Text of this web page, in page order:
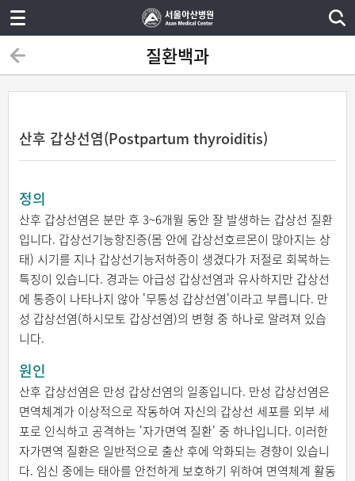
질환백과
산후 갑상선염(Postpartum thyroiditis)
정의
산후 갑상선염은 분만 후 3~6개월 동안 잘 발생하는 갑상선 질환
입니다. 갑상선기능항진증(몸 안에 갑상선호르몬이 많아지는 상
태) 시기를 지나 갑상선기능저하증이 생겼다가 저절로 회복하는
특징이 있습니다. 경과는 아급성 갑상선염과 유사하지만 갑상선
에 통증이 나타나지 않아 '무통성 갑상선염'이라고 부릅니다. 만
성 갑상선염(하시모토 갑상선염)의 변형 중 하나로 알려져 있습
니다.
원인
산후 갑상선염은 만성 갑상선염의 일종입니다. 만성 갑상선염은
면역체계가 이상적으로 작동하여 자신의 갑상선 세포를 외부 세
포로 인식하고 공격하는 '자가면역 질환' 중 하나입니다. 이러한
자가면역 질환은 일반적으로 출산 후에 악화되는 경향이 있습니
다. 임신 중에는 태아를 안전하게 보호하기 위하여 면역체계 활동